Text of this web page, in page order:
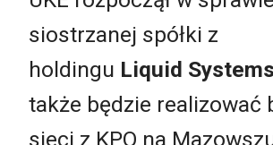
siostrzanej spółki z
holdingu Liquid
także będzie realizować
sieci z KPO na